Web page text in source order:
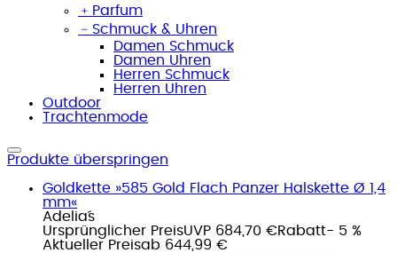
﹢ Parfum
﹣ Schmuck & Uhren
Damen Schmuck
Damen Uhren
Herren Schmuck
Herren Uhren
Outdoor
Trachtenmode
Produkte überspringen
Goldkette »585 Gold Flach Panzer Halskette Ø 1,4
mm«
Adelia´s
Ursprünglicher PreisUVP 684,70 €Rabatt- 5 %
Aktueller Preisab 644,99 €